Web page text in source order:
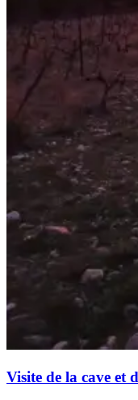
Visite de la cave et